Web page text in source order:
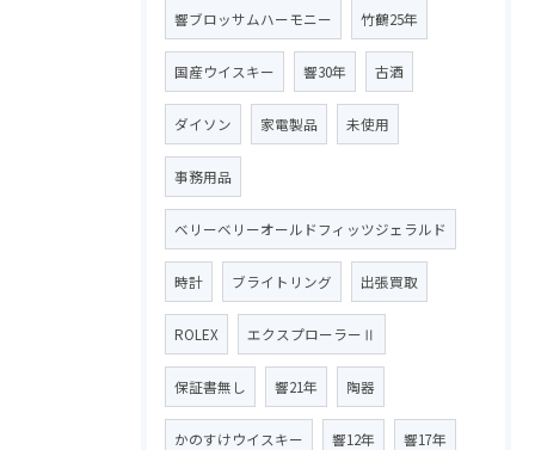
響ブロッサムハーモニー 竹鶴25年
国産ウイスキー 響30年 古酒
ダイソン 家電製品 未使用
事務用品
ベリーベリーオールドフィッツジェラルド
時計 ブライトリング 出張買取
ROLEX エクスプローラーⅡ
保証書無し 響21年 陶器
かのすけウイスキー 響12年 響17年